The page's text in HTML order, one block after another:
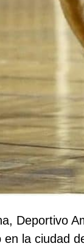
Deportivo
la ciudad